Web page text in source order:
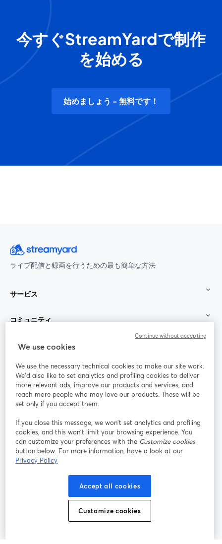
今すぐStreamYardで制作
を始める
始めましょう - 無料です！
ライブ配信と録画を行うための最も簡単な方法
サービス
コミュニティ
StreamYard：
参加する
ライ
ンセ
ミナ
ー
Facebook
新しいタブで開く(Twitter)
YouTube
Instagram
新しいタブで開く
LinkedIn
新しいタブで開く
新しいタブで開く
プラットフォーム利用規約
個人情報保護方針 クッキーポリシー
We use cookies
We use the necessary technical cookies to make our site work.
We'd also like to set analytics and profiling cookies to deliver
more relevant ads, improve our products and services, and
reach more people who may love our products. These will be
set only if you accept them.
If you close this message, we won’t set analytics and profiling
cookies, and this won’t limit your browsing experience. You
can customize your preferences with the Customize cookies
button below. For more information, have a look at our
Privacy Policy
Accept all cookies
Customize cookies
Continue without accepting